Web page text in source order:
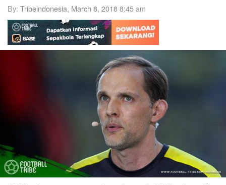
By: Tribeindonesia, March 8, 2018 8:45 am